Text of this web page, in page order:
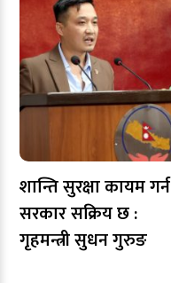
शान्ति सुरक्षा कायम गर्न
सरकार सक्रिय छ :
गृहमन्त्री सुधन गुरुङ